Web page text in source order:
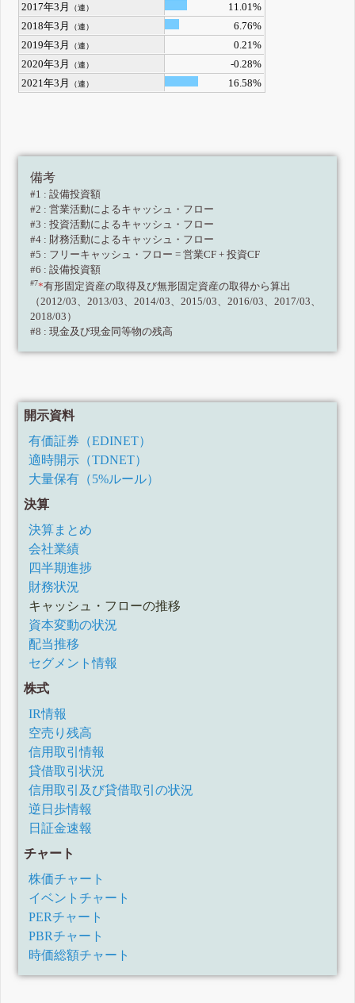
2017年3月
（連）
11.01%
2018年3月
（連）
6.76%
2019年3月
（連）
0.21%
2020年3月
（連）
-0.28%
2021年3月
（連） 16.58%
備考
#1 : 設備投資額
#2 : 営業活動によるキャッシュ・フロー
#3 : 投資活動によるキャッシュ・フロー
#4 : 財務活動によるキャッシュ・フロー
#5 : フリーキャッシュ・フロー = 営業CF + 投資CF
#6 : 設備投資額
#7*有形固定資産の取得及び無形固定資産の取得から算出
（2012/03、2013/03、2014/03、2015/03、2016/03、2017/03、
2018/03）
#8 : 現金及び現金同等物の残高
開示資料
有価証券（EDINET）
適時開示（TDNET）
大量保有（5%ルール）
決算
決算まとめ
会社業績
四半期進捗
財務状況
キャッシュ・フローの推移
資本変動の状況
配当推移
セグメント情報
株式
IR情報
空売り残高
信用取引情報
貸借取引状況
信用取引及び貸借取引の状況
逆日歩情報
日証金速報
チャート
株価チャート
イベントチャート
PERチャート
PBRチャート
時価総額チャート